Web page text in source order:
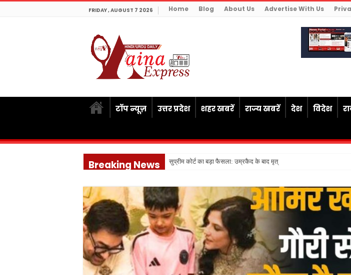
FRIDAY , AUGUST 7 2026 Home Blog About Us Advertise With Us
टॉप न्यूज़ उत्तर प्रदेश शहर खबरें राज्य खबरें देश विदेश
Breaking News सुप्रीम कोर्ट का बड़ा फैसला: उम्रकैद के बाद मृत्यु तक जेल में रखने की सजा